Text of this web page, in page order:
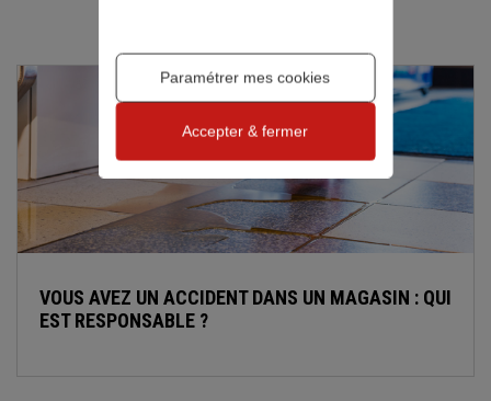
VOUS AVEZ UN ACCIDENT DANS UN MAGASIN : QUI
EST RESPONSABLE ?
Paramétrer mes cookies
Accepter & fermer